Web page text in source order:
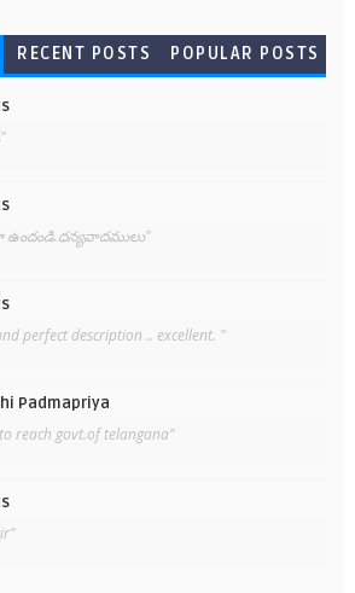
RECENT POSTS POPULAR POSTS
ఉందండి.ధన్యవాదములు"
perfect description .. excellent. "
Padmapriya
reach govt.of telangana"